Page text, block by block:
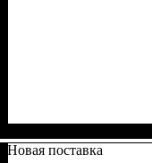
Новая поставка